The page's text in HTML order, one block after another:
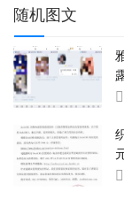
随机图文